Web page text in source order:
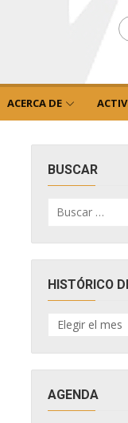
ACERCA DE
BUSCAR
por:
HISTÓRICO
HISTÓRICO
DE
AGENDA